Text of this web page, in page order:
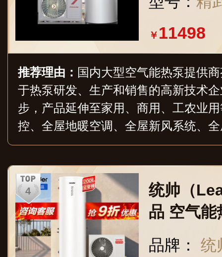
￥ 11498
推荐理由： 国内大型空气能热泵提供
于热泵研发、生产和销售的高新技术
步，产品延伸至家用、商用、工农业
控、全屋地暖空调、全屋新风系统、
系统、空气能热泵在内的产品群和一
统帅（
品 空气能
一级能效
品牌： 统